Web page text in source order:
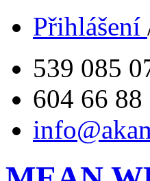
Přihlášení
539 085
604 66 88